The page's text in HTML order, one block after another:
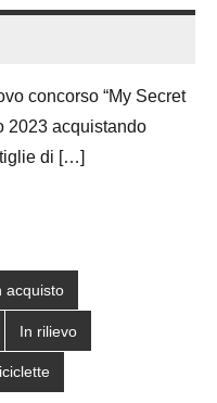
concorso “My Secret
2023 acquistando
di […]
acquisto
In rilievo